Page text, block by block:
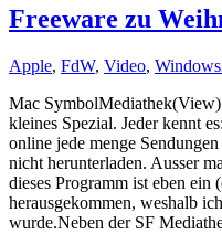
PDF"
Freeware zu
Apple, FdW, Video, Windows
Mac
kleines Spezial. Jeder kennt
online jede menge
nicht herunterladen. Ausser
dieses Programm ist eben ein
herausgekommen, weshalb
wurde.Neben der SF